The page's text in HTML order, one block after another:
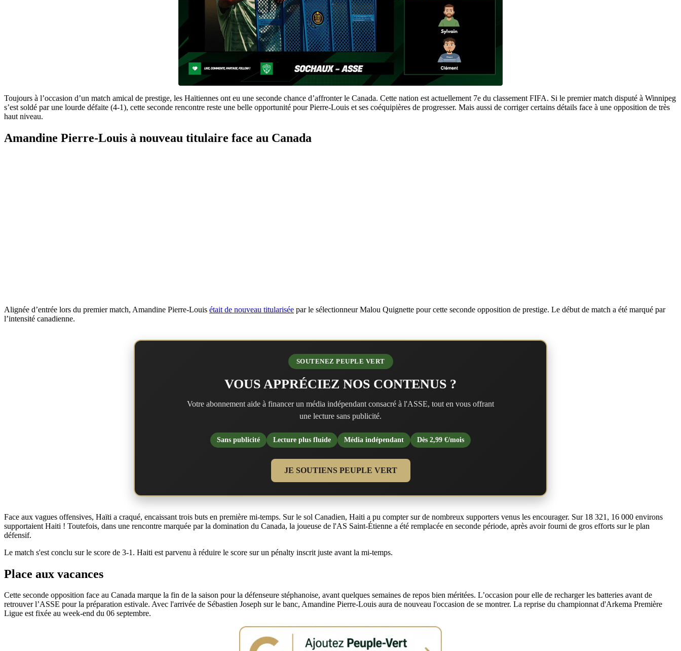
Toujours à l’occasion d’un match amical de prestige, les Haïtiennes ont eu une seconde chance d’affronter le Canada. Cette nation est actuellement 7e du classement FIFA. Si le premier match disputé à Winnipeg
s’est soldé par une lourde défaite (4-1), cette seconde rencontre reste une belle opportunité pour Pierre-Louis et ses coéquipières de progresser. Mais aussi de corriger certains détails face à une opposition de très
haut niveau.
Amandine Pierre-Louis à nouveau titulaire face au Canada
Alignée d’entrée lors du premier match, Amandine Pierre-Louis était de nouveau titularisée par le sélectionneur Malou Quignette pour cette seconde opposition de prestige. Le début de match a été marqué par
l’intensité canadienne.
SOUTENEZ PEUPLE VERT
VOUS APPRÉCIEZ NOS CONTENUS ?
Votre abonnement aide à financer un média indépendant consacré à l'ASSE, tout en vous offrant
une lecture sans publicité.
Sans publicité Lecture plus fluide Média indépendant Dès 2,99 €/mois
JE SOUTIENS PEUPLE VERT
Face aux vagues offensives, Haïti a craqué, encaissant trois buts en première mi-temps. Sur le sol Canadien, Haiti a pu compter sur de nombreux supporters venus les encourager. Sur 18 321, 16 000 environs
supportaient Haiti ! Toutefois, dans une rencontre marquée par la domination du Canada, la joueuse de l'AS Saint-Étienne a été remplacée en seconde période, après avoir fourni de gros efforts sur le plan
défensif.
Le match s'est conclu sur le score de 3-1. Haiti est parvenu à réduire le score sur un pénalty inscrit juste avant la mi-temps.
Place aux vacances
Cette seconde opposition face au Canada marque la fin de la saison pour la défenseure stéphanoise, avant quelques semaines de repos bien méritées. L’occasion pour elle de recharger les batteries avant de
retrouver l’ASSE pour la préparation estivale. Avec l'arrivée de Sébastien Joseph sur le banc, Amandine Pierre-Louis aura de nouveau l'occasion de se montrer. La reprise du championnat d'Arkema Première
Ligue est fixée au week-end du 06 septembre.